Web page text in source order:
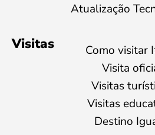
Atualização
Visitas
Como visitar
Visita
Visitas
Visitas
Destino